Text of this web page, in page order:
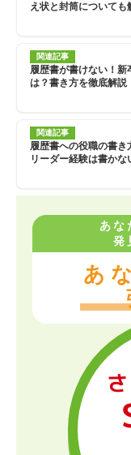
え状と封筒についても
関連記事
履歴書が書けない！新
は？書き方を徹底解説
関連記事
履歴書への役職の書き
リーダー経験は書かな
あな
発
あ